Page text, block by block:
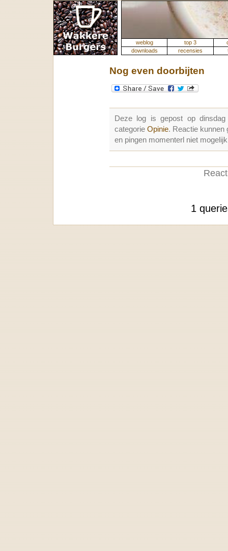
weblog top 3
downloads
recensies
Nog even doorbijten
Deze log is gepost op
categorieOpinie. Reactie
en pingen momenterl niet
1